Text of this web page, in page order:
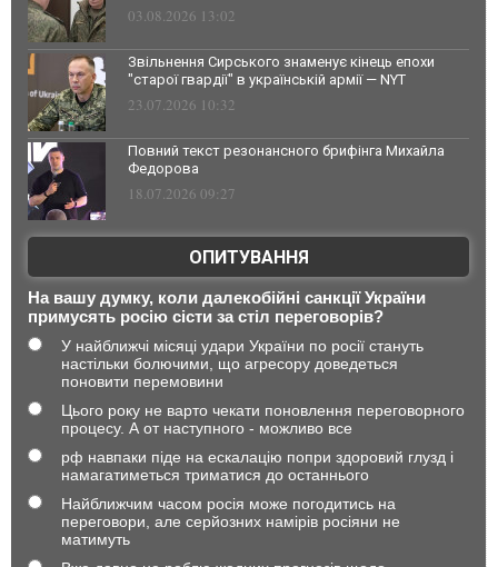
03.08.2026 13:02
Звільнення Сирського знаменує кінець епохи
"старої гвардії" в українській армії — NYT
23.07.2026 10:32
Повний текст резонансного брифінга Михайла
Федорова
18.07.2026 09:27
ОПИТУВАННЯ
На вашу думку, коли далекобійні санкції України
примусять росію сісти за стіл переговорів?
У найближчі місяці удари України по росії стануть
настільки болючими, що агресору доведеться
поновити перемовини
Цього року не варто чекати поновлення переговорного
процесу. А от наступного - можливо все
рф навпаки піде на ескалацію попри здоровий глузд і
намагатиметься триматися до останнього
Найближчим часом росія може погодитись на
переговори, але серйозних намірів росіяни не
матимуть